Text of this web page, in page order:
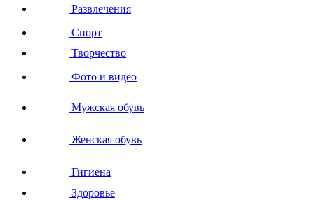
Развлечения
Спорт
Творчество
Фото и видео
Мужская обувь
Женская обувь
Гигиена
Здоровье